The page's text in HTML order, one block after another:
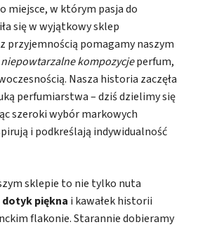
miejsce, w którym pasja do
się w wyjątkowy sklep
przyjemnością pomagamy naszym
niepowtarzalne kompozycjeperfum,
Nasza historia zaczęła
perfumiarstwa – dziś dzielimy się
szeroki wybór markowych
i podkreślają indywidualność
sklepie to nie tylko nuta
dotyk piękna i kawałek historii
flakonie. Starannie dobieramy